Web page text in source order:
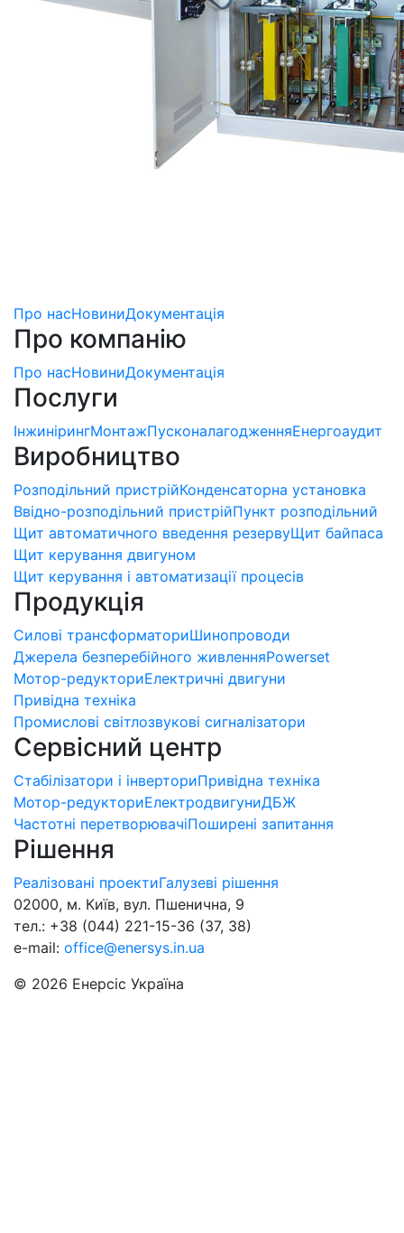
Про насНовиниДокументація
Про компанію
Про насНовиниДокументація
Послуги
ІнжинірингМонтажПусконалагодженняЕнергоаудит
Виробництво
Розподільний пристрійКонденсаторна установка
Ввідно-розподільний пристрійПункт розподільний
Щит автоматичного введення резервуЩит байпаса
Щит керування двигуном
Щит керування і автоматизації процесів
Продукція
Силові трансформаториШинопроводи
Джерела безперебійного живленняPowerset
Мотор-редукториЕлектричні двигуни
Привідна техніка
Промислові світлозвукові сигналізатори
Сервісний центр
Стабілізатори і інверториПривідна техніка
Мотор-редукториЕлектродвигуниДБЖ
Частотні перетворювачіПоширені запитання
Рішення
Реалізовані проектиГалузеві рішення
02000, м. Київ, вул. Пшенична, 9
тел.: +38 (044) 221-15-36 (37, 38)
e-mail: office@enersys.in.ua
© 2026 Енерсіс Україна